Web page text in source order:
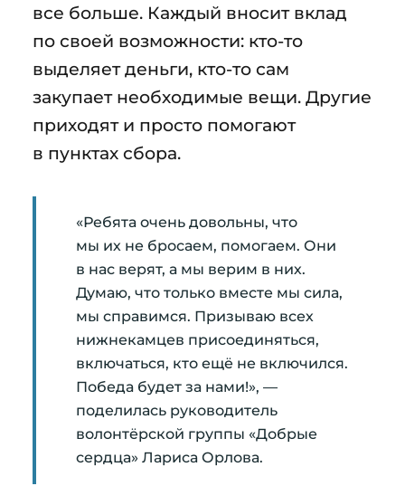
все больше. Каждый вносит вклад
по своей возможности: кто-то
выделяет деньги, кто-то сам
закупает необходимые вещи. Другие
приходят и просто помогают
в пунктах сбора.
«Ребята очень довольны, что
мы их не бросаем, помогаем. Они
в нас верят, а мы верим в них.
Думаю, что только вместе мы сила,
мы справимся. Призываю всех
нижнекамцев присоединяться,
включаться, кто ещё не включился.
Победа будет за нами!», —
поделилась руководитель
волонтёрской группы «Добрые
сердца» Лариса Орлова.